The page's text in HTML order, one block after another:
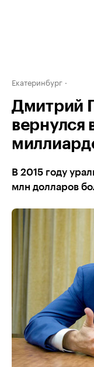
Екатеринбург
Дмитрий
вернулся
В 2015 году
млн долларов